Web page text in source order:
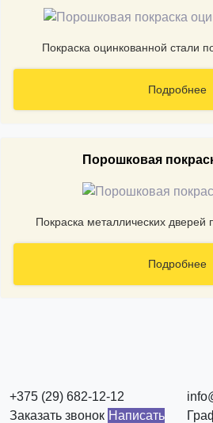
Покраска оцинкованной стали
Подробнее
Порошковая
Покраска металлических дверей
Подробнее
+375 (29) 682-12-12
Заказать звонок Написать